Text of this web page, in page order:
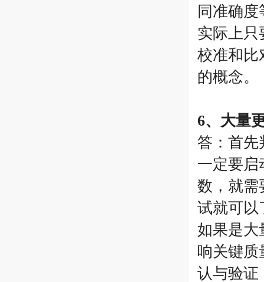
同准确
实际上只
校准和比
的概念。
6、大量
答：首先
一定要启
数，就需
试就可以
如果是大
响关键质
认与验证